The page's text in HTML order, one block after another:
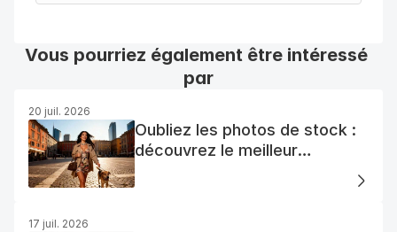
Vous pourriez également être intéressé
par
20 juil. 2026
Oubliez les photos de stock :
découvrez le meilleur
17 juil. 2026